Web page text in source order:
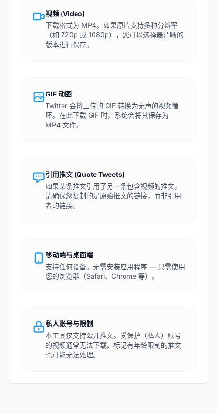
视频 (Video)
下载格式为 MP4。如果原片支持多种分辨率
（如 720p 或 1080p），您可以选择最清晰的
版本进行保存。
GIF 动图
Twitter 会将上传的 GIF 转换为无声的视频循
环。在此下载 GIF 时，系统会将其保存为
MP4 文件。
引用推文 (Quote Tweets)
如果某条推文引用了另一条包含视频的推文，
请确保您复制的是原始推文的链接，而非引用
者的链接。
移动端与桌面端
支持任何设备。无需安装应用程序 — 只需使用
您的浏览器（Safari、Chrome 等）。
私人账号与限制
本工具仅支持公开推文。受保护（私人）账号
的视频通常无法下载。标记有年龄限制的推文
也可能无法处理。